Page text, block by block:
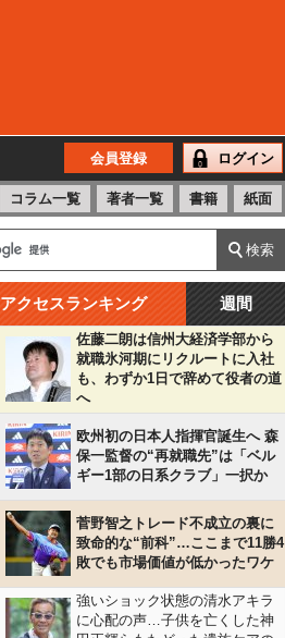
会員登録 ログイン
コラム一覧 著者一覧 書籍 紙面
アクセスランキング 週間
佐藤二朗は信州大経済学部から
就職氷河期にリクルートに入社
も、わずか1日で辞めて役者の道
へ
欧州初の日本人指揮官誕生へ 森
保一監督の“再就職先”は「ベル
ギー1部の日系クラブ」一択か
菅野智之トレード不成立の裏に
致命的な“前科”…ここまで11勝4
敗でも市場価値が低かったワケ
強いショック状態の清水アキラ
に心配の声…子供を亡くした神